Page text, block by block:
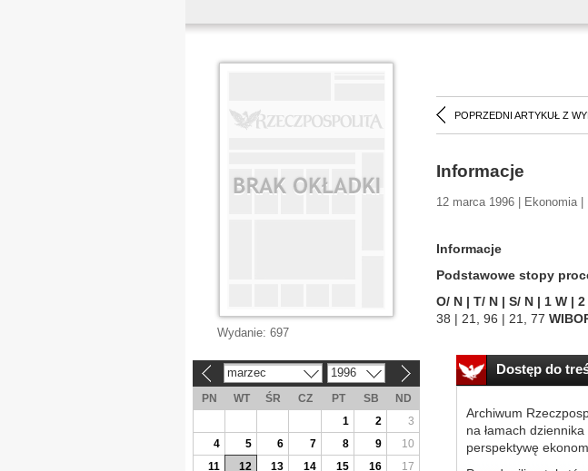
POPRZEDNI ARTYKUŁ Z
Informacje
12 marca 1996 | Ekonomia |
Informacje
Podstawowe stopy
O/ N | T/ N | S/ N | 1 W |
38 | 21, 96 | 21, 77
Dostęp do
Archiwum
na łamach
perspektywę
Wydanie: 697
marzec 1996
PN WT ŚR CZ PT SB
ND
1
2
3
4
5 6 7 8 9
10
11
12 13 14 15 16
17